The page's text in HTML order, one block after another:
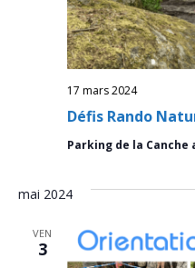
Défis Rando
17 mars 2024
Parking de la Canche
mai 2024
VEN
3